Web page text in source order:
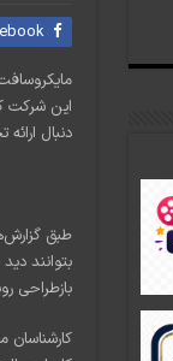
این شرکت
دنبال
طبق
بتوانند
بازطراحی